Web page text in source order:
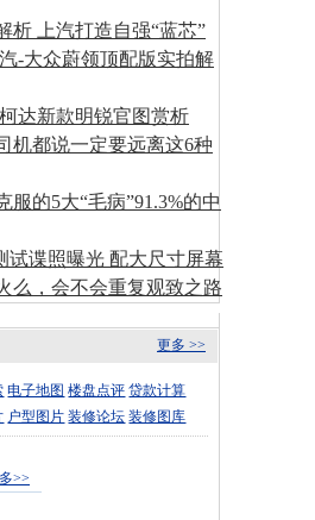
析 上汽打造自强“蓝芯”
-大众蔚领顶配版实拍解
达新款明锐官图赏析
机都说一定要远离这6种
服的5大“毛病”91.3%的中
试谍照曝光 配大尺寸屏幕
么，会不会重复观致之路
更多 >>
电子地图 楼盘点评 贷款计算
户型图片 装修论坛 装修图库
>>